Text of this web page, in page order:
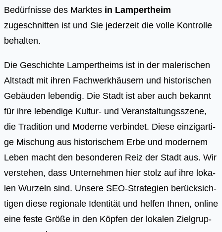
Bedürfnisse des Marktes in Lampertheim
zugeschnitten ist und Sie jederzeit die volle Kontrolle
behalten.
Die Geschich­te Lam­pert­heims ist in der male­ri­schen
Alt­stadt mit ihren Fach­werk­häu­sern und his­to­ri­schen
Gebäu­den leben­dig. Die Stadt ist aber auch bekannt
für ihre leben­di­ge Kul­tur- und Ver­an­stal­tungs­sze­ne,
die Tra­di­ti­on und Moder­ne ver­bin­det. Die­se ein­zig­ar­ti­
ge Mischung aus his­to­ri­schem Erbe und moder­nem
Leben macht den beson­de­ren Reiz der Stadt aus. Wir
ver­ste­hen, dass Unter­neh­men hier stolz auf ihre loka­
len Wur­zeln sind. Unse­re SEO-Stra­te­gien berück­sich­
ti­gen die­se regio­na­le Iden­ti­tät und hel­fen Ihnen, online
eine fes­te Grö­ße in den Köp­fen der loka­len Ziel­grup­